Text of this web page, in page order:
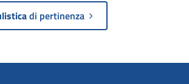
di pertinenza